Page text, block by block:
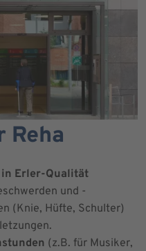
Reha
Erler-Qualität
und -
(Knie, Hüfte, Schulter)
(z.B. für Musiker,